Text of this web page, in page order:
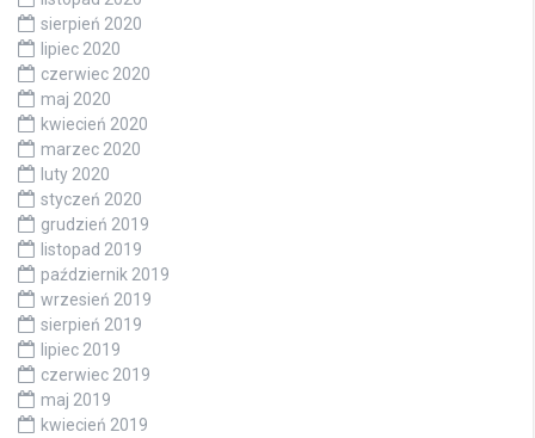
sierpień 2020
lipiec 2020
czerwiec 2020
maj 2020
kwiecień 2020
marzec 2020
luty 2020
styczeń 2020
grudzień 2019
listopad 2019
październik 2019
wrzesień 2019
sierpień 2019
lipiec 2019
czerwiec 2019
maj 2019
kwiecień 2019